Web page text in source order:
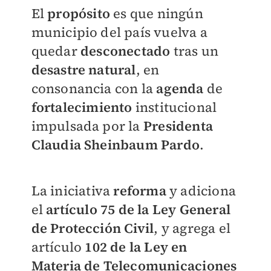
Elpropósito es que ningún
municipio del país vuelva a
quedar desconectado tras un
desastre natural, en
consonancia con la agenda de
fortalecimiento institucional
impulsada por la Presidenta
Claudia Sheinbaum Pardo.
La iniciativareformay adiciona
el artículo 75 de la Ley General
de Protección Civil, y agrega el
artículo 102 de la Ley en
Materia de Telecomunicaciones